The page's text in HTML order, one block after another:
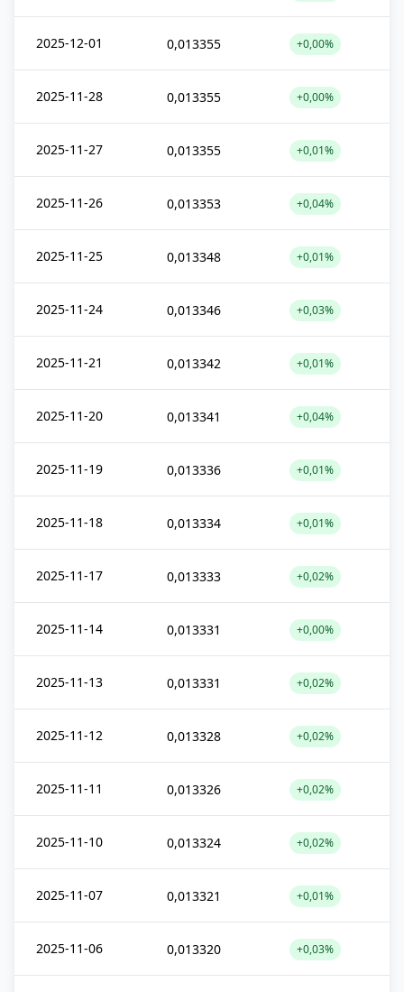
2025-12-01 0,013355 +0,00%
2025-11-28 0,013355 +0,00%
2025-11-27 0,013355 +0,01%
2025-11-26 0,013353 +0,04%
2025-11-25 0,013348 +0,01%
2025-11-24 0,013346 +0,03%
2025-11-21 0,013342 +0,01%
2025-11-20 0,013341 +0,04%
2025-11-19 0,013336 +0,01%
2025-11-18 0,013334 +0,01%
2025-11-17 0,013333 +0,02%
2025-11-14 0,013331 +0,00%
2025-11-13 0,013331 +0,02%
2025-11-12 0,013328 +0,02%
2025-11-11 0,013326 +0,02%
2025-11-10 0,013324 +0,02%
2025-11-07 0,013321 +0,01%
2025-11-06 0,013320 +0,03%